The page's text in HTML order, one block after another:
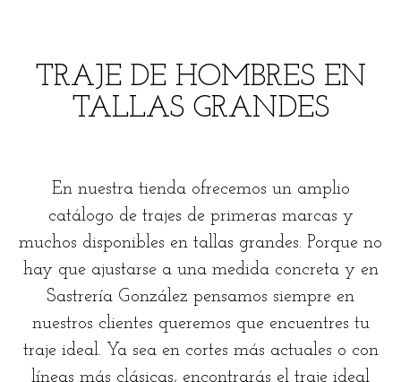
TRAJE DE HOMBRES EN
TALLAS GRANDES
En nuestra tienda ofrecemos un amplio
catálogo de trajes de primeras marcas y
muchos disponibles en tallas grandes. Porque no
hay que ajustarse a una medida concreta y en
Sastrería González pensamos siempre en
nuestros clientes queremos que encuentres tu
traje ideal. Ya sea en cortes más actuales o con
líneas más clásicas, encontrarás el traje ideal